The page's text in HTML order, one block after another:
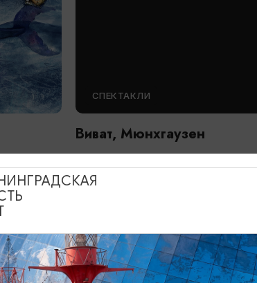
СПЕКТАКЛИ
Виват, Мюнхгаузен
Калининград, Калининградский
ОТ 2500₽